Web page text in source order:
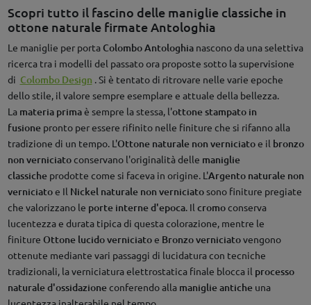
Scopri tutto il fascino delle maniglie classiche in
ottone naturale firmate Antologhia
Le maniglie per porta ColomboAntologhianascono da una selettiva
ricerca tra i modelli del passato ora proposte sotto la supervisione
di Colombo Design . Si è tentato di ritrovare nelle varie epoche
dello stile, il valore sempre esemplare e attuale della bellezza.
La materia primaè sempre la stessa, l'ottone stampato in
fusionepronto per essere rifinito nelle finiture che si rifanno alla
tradizione di un tempo. L'Ottone naturale non verniciatoe il bronzo
non verniciatoconservano l'originalità delle maniglie
classicheprodotte come si faceva in origine. L'Argento naturale non
verniciatoe Il Nickel naturale non verniciatosono finiture pregiate
che valorizzano le porte interne d'epoca. Il cromoconserva
lucentezza e durata tipica di questa colorazione, mentre le
finiture Ottone lucido verniciatoe Bronzo verniciatovengono
ottenute mediante vari passaggi di lucidatura con tecniche
tradizionali, la verniciatura elettrostatica finale blocca il processo
naturale d'ossidazioneconferendo alla maniglie anticheuna